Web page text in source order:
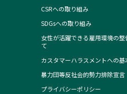
CSRへの取り組み
SDGsへの取り組み
女性が活躍できる雇用環境の整
て
カスタマーハラスメントへの基
暴力団等反社会的勢力排除宣言
プライバシーポリシー